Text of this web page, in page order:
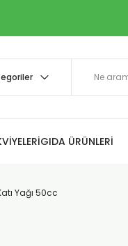
GIDA ÜRÜNLERİ
Yağı 50cc